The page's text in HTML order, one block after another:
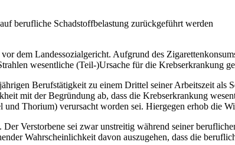
berufliche Schadstoffbelastung zurückgeführt werden
dem Landessozialgericht. Aufgrund des
wesentliche (Teil-)Ursache für die Krebserkrankung
Berufstätigkeit zu einem Drittel seiner Arbeitszeit als
mit der Begründung ab, dass die Krebserkrankung
Thorium) verursacht worden sei. Hiergegen erhob die
Verstorbene sei zwar unstreitig während seiner
Wahrscheinlichkeit davon auszugehen, dass die